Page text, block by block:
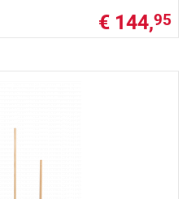
€ 144,95